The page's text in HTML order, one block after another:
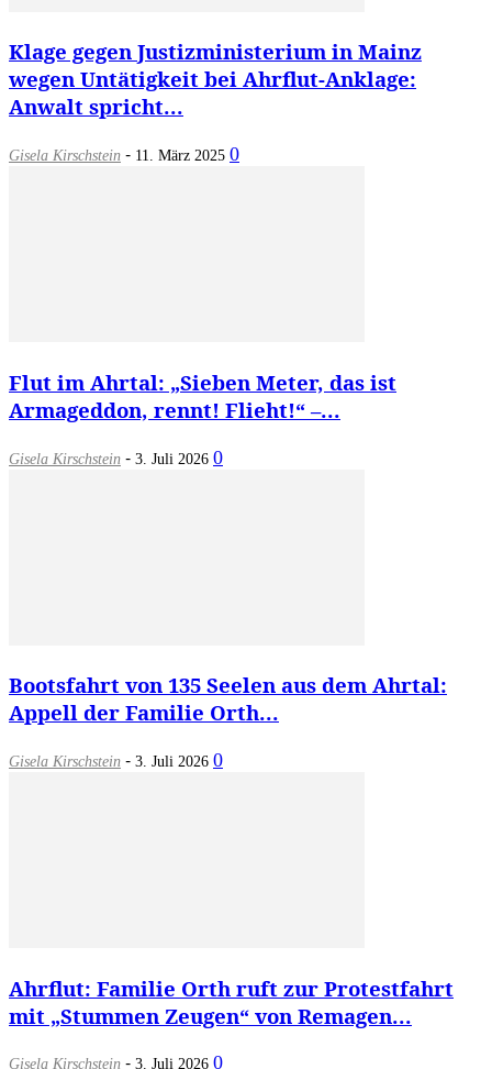
Klage gegen Justizministerium in Mainz
wegen Untätigkeit bei Ahrflut-Anklage:
Anwalt spricht...
Gisela Kirschstein - 11. März 2025 0
Flut im Ahrtal: „Sieben Meter, das ist
Armageddon, rennt! Flieht!“ –...
Gisela Kirschstein - 3. Juli 2026 0
Bootsfahrt von 135 Seelen aus dem Ahrtal:
Appell der Familie Orth...
Gisela Kirschstein - 3. Juli 2026 0
Ahrflut: Familie Orth ruft zur Protestfahrt
mit „Stummen Zeugen“ von Remagen...
Gisela Kirschstein - 3. Juli 2026 0